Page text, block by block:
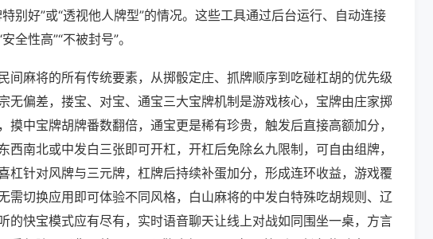
别好”或“透视他人牌型”的情况。这些工具通过后台运行、自动连接
全性高”“不被封号”。
间麻将的所有传统要素，从掷骰定庄、抓牌顺序到吃碰杠胡的优先级
无偏差，搂宝、对宝、通宝三大宝牌机制是游戏核心，宝牌由庄家掷
摸中宝牌胡牌番数翻倍，通宝更是稀有珍贵，触发后直接高额加分，
西南北或中发白三张即可开杠，开杠后免除幺九限制，可自由组牌，
杠针对风牌与三元牌，杠牌后持续补蛋加分，形成连环收益，游戏覆
需切换应用即可体验不同风格，白山麻将的中发白特殊吃胡规则、辽
的快宝模式应有尽有，实时语音聊天让线上对战如同围坐一桌，方言